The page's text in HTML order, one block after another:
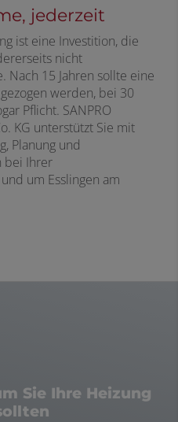
jederzeit
ist eine Investition, die
nicht
Nach 15 Jahren sollte eine
werden, bei 30
Pflicht. SANPRO
KG unterstützt Sie mit
Planung und
bei Ihrer
um Esslingen am
Sie Ihre Heizung